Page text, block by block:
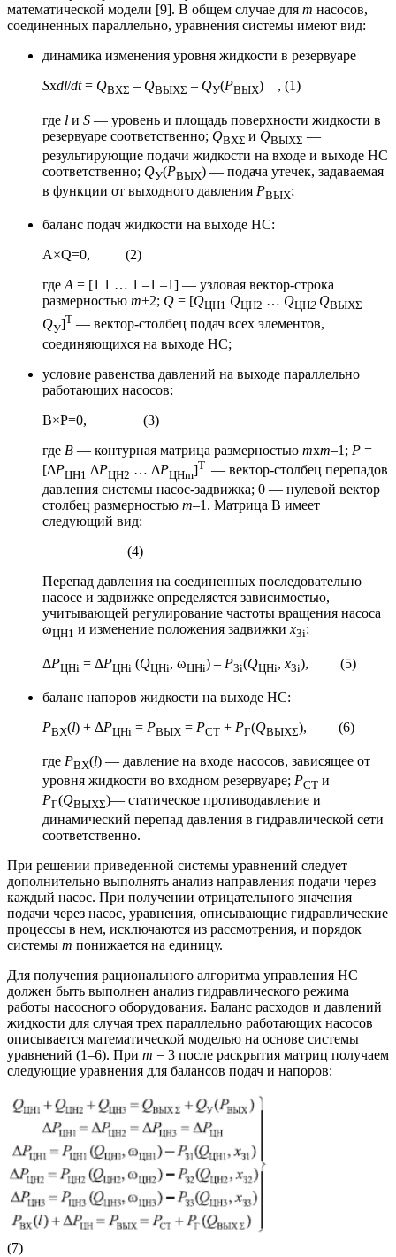
математической модели [9]. В общем случае для m насосов,
соединенных параллельно, уравнения системы имеют вид:
динамика изменения уровня жидкости в резервуаре
Sxdl/dt= QВХΣ – QВЫХΣ – QУ(РВЫХ) , (1)
где l и S — уровень и площадь поверхности жидкости в
резервуаре соответственно; QВХΣ и QВЫХΣ —
результирующие подачи жидкости на входе и выходе НС
соответственно; QУ(РВЫХ) — подача утечек, задаваемая
в функции от выходного давления РВЫХ;
баланс подач жидкости на выходе НС:
A×Q=0, (2)
где А = [1 1 … 1 –1 –1] — узловая вектор-строка
размерностью m+2; Q = [QЦН1 QЦН2 … QЦН2 QВЫХΣ
QУ]Т — вектор-столбец подач всех элементов,
соединяющихся на выходе НС;
условие равенства давлений на выходе параллельно
работающих насосов:
B×P=0, (3)
где В — контурная матрица размерностью mxm–1; Р =
[ΔРЦН1 ΔРЦН2 … ΔРЦНm]Т — вектор-столбец перепадов
давления системы насос-задвижка; 0 — нулевой вектор
столбец размерностью m–1. Матрица В имеет
следующий вид:
(4)
Перепад давления на соединенных последовательно
насосе и задвижке определяется зависимостью,
учитывающей регулирование частоты вращения насоса
ωЦН1 и изменение положения задвижки хЗi:
ΔРЦНi = ΔРЦНi (QЦНi, ωЦНi) – Р3i(QЦНi, x3i), (5)
баланс напоров жидкости на выходе НС:
РВХ(l) + ΔРЦНi = РВЫХ = РСТ + РГ(QВЫХΣ), (6)
где РВХ(l) — давление на входе насосов, зависящее от
уровня жидкости во входном резервуаре; РСТ и
РГ(QВЫХΣ)— статическое противодавление и
динамический перепад давления в гидравлической сети
соответственно.
При решении приведенной системы уравнений следует
дополнительно выполнять анализ направления подачи через
каждый насос. При получении отрицательного значения
подачи через насос, уравнения, описывающие гидравлические
процессы в нем, исключаются из рассмотрения, и порядок
системы m понижается на единицу.
Для получения рационального алгоритма управления НС
должен быть выполнен анализ гидравлического режима
работы насосного оборудования. Баланс расходов и давлений
жидкости для случая трех параллельно работающих насосов
описывается математической моделью на основе системы
уравнений (1–6). При m = 3 после раскрытия матриц получаем
следующие уравнения для балансов подач и напоров:
(7)